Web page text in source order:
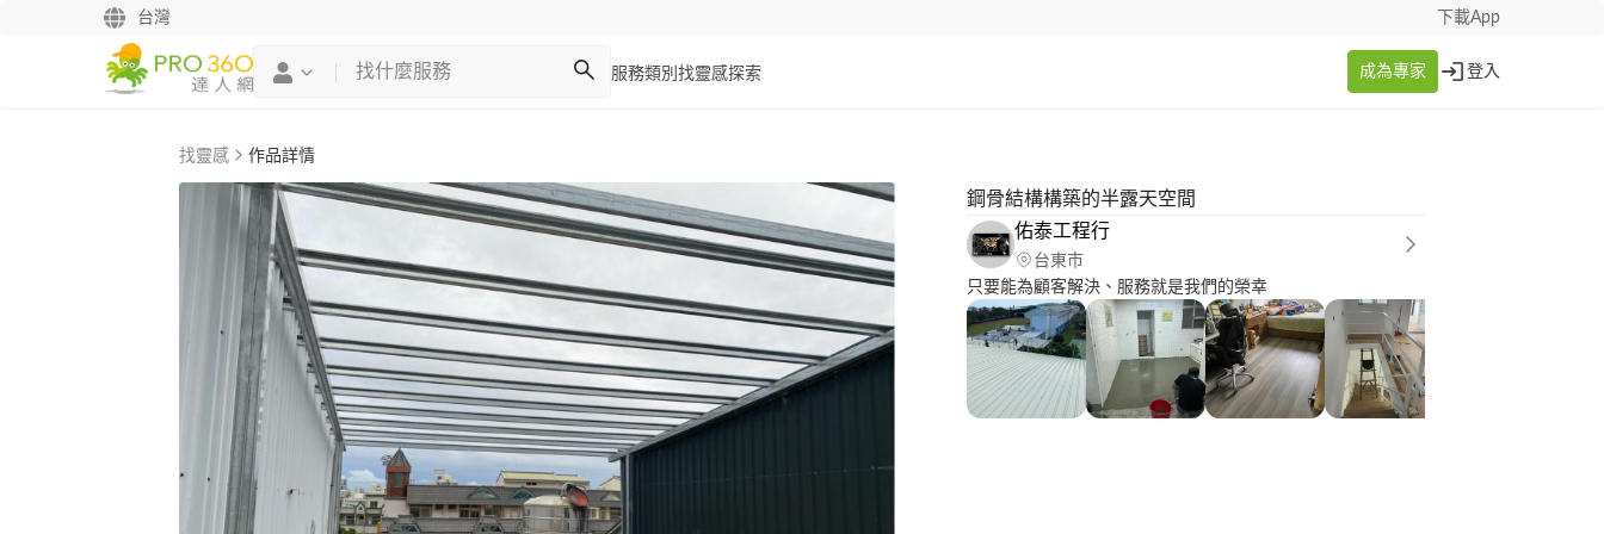
台灣 下載App
服務類別 找靈感探索 成為專家 登入
找靈感 作品詳情
鋼骨結構構築的半露天空間
佑泰工程行
台東市
只要能為顧客解決、服務就是我們的榮幸